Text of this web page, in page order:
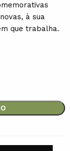
à sua
que trabalha.